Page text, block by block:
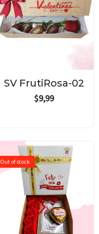
SV FrutiRosa-02
$9,99
Out of stock